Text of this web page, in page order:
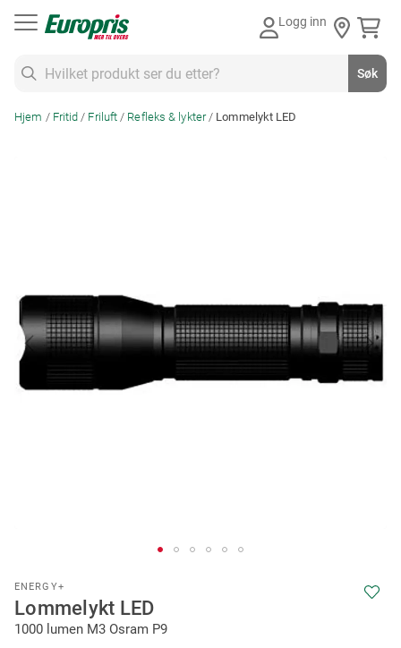
Logg inn
Søk
Hjem Fritid Friluft Refleks & lykter Lommelykt LED
ENERGY+
Lommelykt LED
1000 lumen M3 Osram P9
gallery
to
the
beginning